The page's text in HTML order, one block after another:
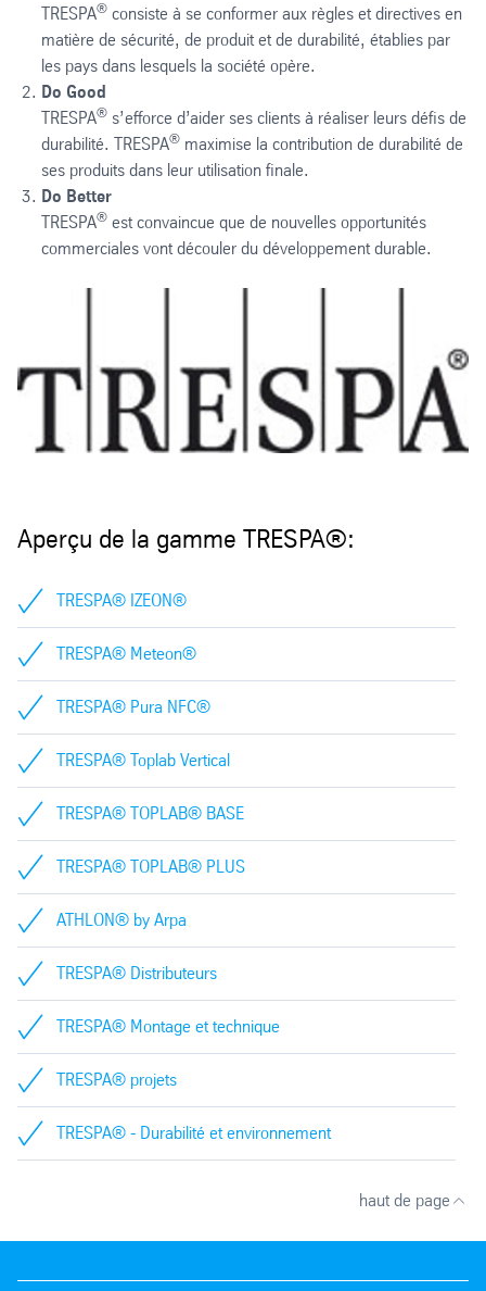
TRESPA® consiste à se conformer aux règles et directives en
matière de sécurité, de produit et de durabilité, établies par
les pays dans lesquels la société opère.
Do Good
TRESPA® s’efforce d’aider ses clients à réaliser leurs défis de
durabilité. TRESPA® maximise la contribution de durabilité de
ses produits dans leur utilisation finale.
Do Better
TRESPA® est convaincue que de nouvelles opportunités
commerciales vont découler du développement durable.
Aperçu de la gamme TRESPA®:
TRESPA® IZEON®
TRESPA® Meteon®
TRESPA® Pura NFC®
TRESPA® Toplab Vertical
TRESPA® TOPLAB® BASE
TRESPA® TOPLAB® PLUS
ATHLON® by Arpa
TRESPA® Distributeurs
TRESPA® Montage et technique
TRESPA® projets
TRESPA® - Durabilité et environnement
haut de page